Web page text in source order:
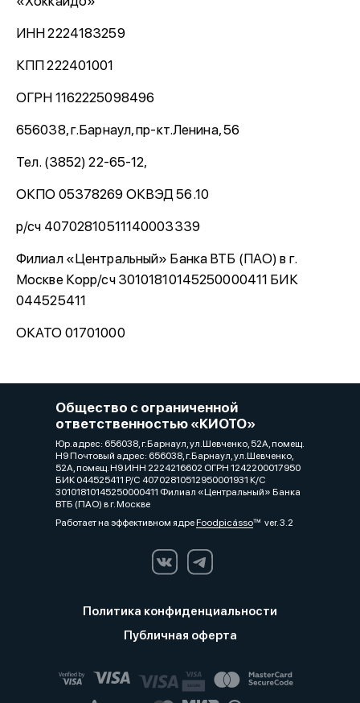
ИНН 2224183259
КПП 222401001
ОГРН 1162225098496
656038, г.Барнаул, пр-кт.Ленина, 56
Тел. (3852) 22-65-12,
ОКПО 05378269 ОКВЭД 56.10
р/сч 40702810511140003339
Филиал «Центральный» Банка ВТБ (ПАО) в г.
Москве Корр/сч 30101810145250000411 БИК
044525411
ОКАТО 01701000
Общество с ограниченной
ответственностью «КИОТО»
Юр.адрес: 656038, г.Барнаул, ул.Шевченко, 52А, помещ.
Н9 Почтовый адрес: 656038, г.Барнаул, ул.Шевченко,
52А, помещ. Н9 ИНН 2224216602 ОГРН 1242200017950
БИК 044525411 Р/С 40702810512950001931 К/С
30101810145250000411 Филиал «Центральный» Банка
ВТБ (ПАО) в г. Москве
Работает на эффективном ядреFoodpicássover. 3.2
Политика конфиденциальности
Публичная оферта